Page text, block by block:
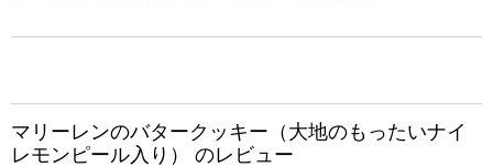
マリーレンのバタークッキー（大地のもったいナイ
レモンピール入り） のレビュー